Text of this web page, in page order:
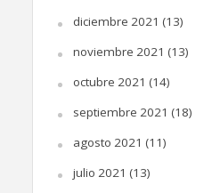
diciembre 2021 (13)
noviembre 2021 (13)
octubre 2021 (14)
septiembre 2021 (18)
agosto 2021 (11)
julio 2021 (13)